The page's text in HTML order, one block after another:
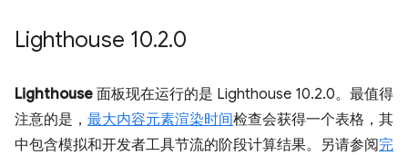
Lighthouse 10.2.0
Lighthouse 面板现在运行的是 Lighthouse 10.2.0。最值得
注意的是， 最大内容元素渲染时间检查会获得一个表格，其
中包含模拟和开发者工具节流的阶段计算结果。另请参阅完